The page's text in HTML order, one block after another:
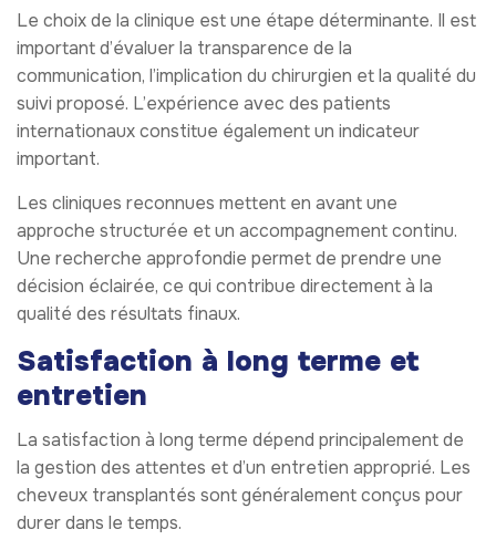
Le choix de la clinique est une étape déterminante. Il est
important d’évaluer la transparence de la
communication, l’implication du chirurgien et la qualité du
suivi proposé. L’expérience avec des patients
internationaux constitue également un indicateur
important.
Les cliniques reconnues mettent en avant une
approche structurée et un accompagnement continu.
Une recherche approfondie permet de prendre une
décision éclairée, ce qui contribue directement à la
qualité des résultats finaux.
Satisfaction à long terme et
entretien
La satisfaction à long terme dépend principalement de
la gestion des attentes et d’un entretien approprié. Les
cheveux transplantés sont généralement conçus pour
durer dans le temps.